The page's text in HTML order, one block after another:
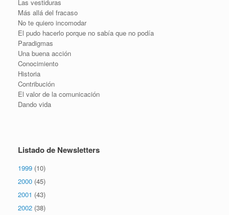
Las vestiduras
Más allá del fracaso
No te quiero incomodar
El pudo hacerlo porque no sabía que no podía
Paradigmas
Una buena acción
Conocimiento
Historia
Contribución
El valor de la comunicación
Dando vida
Listado de Newsletters
1999 (10)
2000 (45)
2001 (43)
2002 (38)